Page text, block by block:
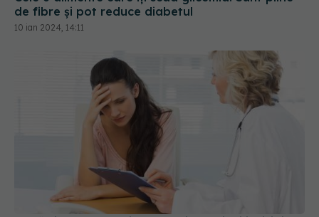
10 ian 2024, 14:11
Două simptome cheie ale unei afecțiuni invizibile.